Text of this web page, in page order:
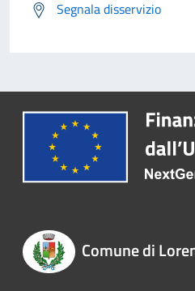
Segnala disservizio
Comune di